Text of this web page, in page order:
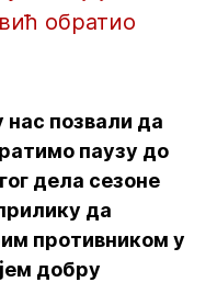
обратио
позвали да
паузу до
дела сезоне
да
противником у
добру